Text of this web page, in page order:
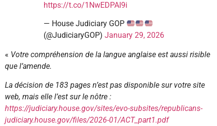
https://t.co/1NwEDPAI9i
— House Judiciary GOP
(@JudiciaryGOP) January 29, 2026
« Votre compréhension de la langue anglaise est aussi risible
que l’amende.
La décision de 183 pages n’est pas disponible sur votre site
web, mais elle l’est sur le nôtre :
https://judiciary.house.gov/sites/evo-subsites/republicans-
judiciary.house.gov/files/2026-01/ACT_part1.pdf